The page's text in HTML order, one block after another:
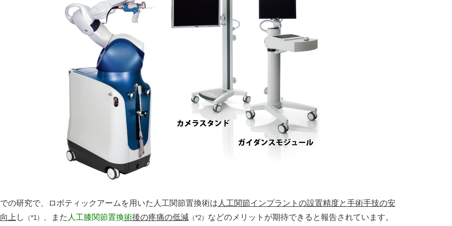
の研究で、ロボティックアームを用いた人工関節置換術は 人工関節インプラントの設置精度と手術手技の安
上 し （*1） 、また 人工膝関節置換術後の疼痛の低減（*2） などのメリットが期待できると報告されています。